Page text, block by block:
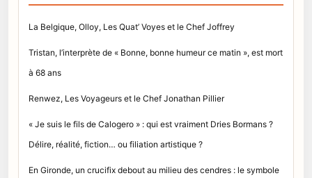
La Belgique, Olloy, Les Quat’ Voyes et le Chef Joffrey
Tristan, l’interprète de « Bonne, bonne humeur ce matin », est mort
à 68 ans
Renwez, Les Voyageurs et le Chef Jonathan Pillier
« Je suis le fils de Calogero » : qui est vraiment Dries Bormans ?
Délire, réalité, fiction… ou filiation artistique ?
En Gironde, un crucifix debout au milieu des cendres : le symbole